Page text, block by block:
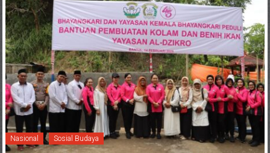
Nasional Sosial Budaya